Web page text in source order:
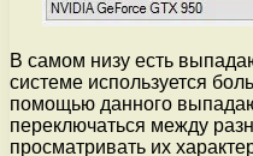
В самом низу есть
системе используется
помощью данного
переключаться между
просматривать их